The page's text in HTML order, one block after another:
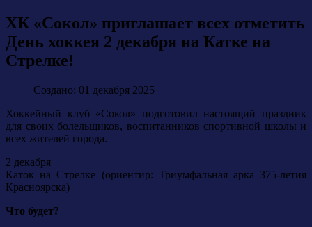
ХК «Сокол» приглашает всех отметить
День хоккея 2 декабря на Катке на
Стрелке!
Создано: 01 декабря 2025
Хоккейный клуб «Сокол» подготовил настоящий праздник
для своих болельщиков, воспитанников спортивной школы и
всех жителей города.
2 декабря
Каток на Стрелке (ориентир: Триумфальная арка 375-летия
Красноярска)
Что будет?